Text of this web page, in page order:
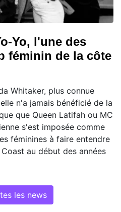
Yo, l'une des
féminin de la côte
Whitaker, plus connue
n'a jamais bénéficié de la
que Queen Latifah ou MC
s'est imposée comme
féminines à faire entendre
au début des années
les news